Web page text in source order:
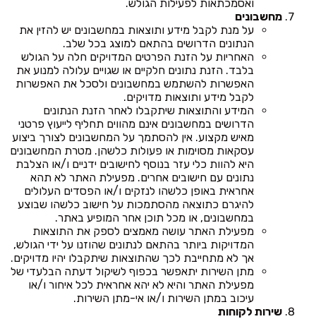
ואסמכתאות לפעילות הגולש.
מחשבונים
על מנת לקבל מידע ותוצאות במחשבונים יש להזין את
הנתונים הדרושים בהתאם למוצג בכל שלב.
האחריות על הזנת הפרטים המדויקים חלה על הגולש
בלבד. הזנת נתונים חלקיים או שגויים עלולה למנוע את
האפשרות להשתמש במחשבונים ולסכל את האפשרות
לקבל מידע ותוצאות מדויקים.
המידע והתוצאות שיתקבלו לאחר הזנת הנתונים
הדרושים במחשבונים אינם מהווים תחליף לייעוץ פרטני
מאיש מקצוע. אין להסתמך על המחשבונים לצורך ביצוע
עסקאות מסוימות או פעולות כלשהן. מטרת המחשבונים
היא להוות כלי עזר בנוסף לחישובים ידניים ו/או הצלבת
נתונים עם חישובים אחרים. מפעילת האתר לא תהא
אחראית באופן כלשהו לנזקים ו/או הפסדים העלולים
להיגרם כתוצאה מהסתמכות על חישוב כלשהו שבוצע
במחשבונים, או מכל תוכן אחר המופיע באתר.
מפעילת האתר עושה מאמצים לספק את התוצאות
המדויקות ביותר בהתאם לנתונים שהוזנו על ידי הגולש,
אך לא מתחייבת לכך שהתוצאות שיתקבלו יהיו מדויקים.
מתן השירות יתאפשר בכפוף לשיקול דעתה הבלעדי של
מפעילת האתר והיא לא יהא אחראית לכל איחור ו/או
עיכוב במתן השירות ו/או אי-מתן השירות.
שירות לקוחות